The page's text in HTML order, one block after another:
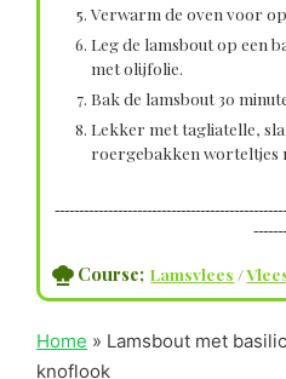
Verwarm de oven voor op
Leg de lamsbout op een
met olijfolie.
Bak de lamsbout 30
Lekker met tagliatelle,
roergebakken worteltjes
Course; Lamsvlees /
Home » Lamsbout met
knoflook